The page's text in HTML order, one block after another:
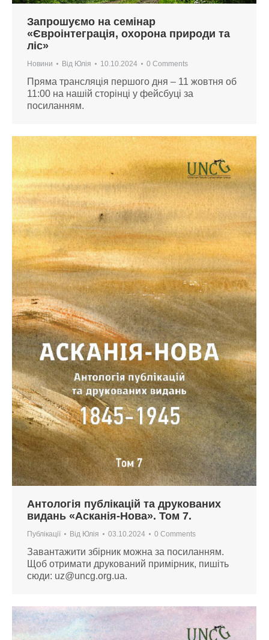
Запрошуємо на семінар
«Євроінтеграція, охорона природи та
ліс»
Новини Від Юлія 10.10.2024 0 Comments
Пряма трансляція першого дня – 11 жовтня об
11:00 на нашій сторінці у фейсбуці за
посиланням.
Антологія публікацій та друкованих
видань «Асканія-Нова». Том 7.
Публікації Від Юлія 03.10.2024 0 Comments
Завантажити збірник можна за посиланням.
Щоб отримати друкований примірник, пишіть
сюди: uz@uncg.org.ua.